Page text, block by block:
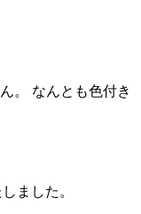
。 なんとも色付き
ました。